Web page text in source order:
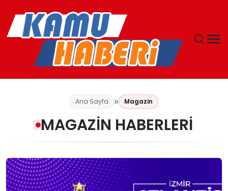
YAŞAM
MAGAZIN
Ana Sayfa Magazin
MAGAZIN HABERLERI